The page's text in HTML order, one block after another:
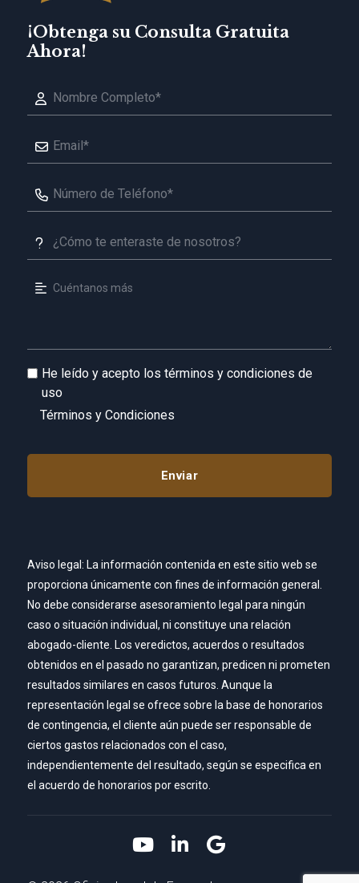
¡Obtenga su Consulta Gratuita
Ahora!
He leído y acepto los términos y condiciones de
uso
Términos y Condiciones
Aviso legal: La información contenida en este sitio web se
proporciona únicamente con fines de información general.
No debe considerarse asesoramiento legal para ningún
caso o situación individual, ni constituye una relación
abogado-cliente. Los veredictos, acuerdos o resultados
obtenidos en el pasado no garantizan, predicen ni prometen
resultados similares en casos futuros. Aunque la
representación legal se ofrece sobre la base de honorarios
de contingencia, el cliente aún puede ser responsable de
ciertos gastos relacionados con el caso,
independientemente del resultado, según se especifica en
el acuerdo de honorarios por escrito.
Link to YouTube
Link to LinkedIn
Link to Google